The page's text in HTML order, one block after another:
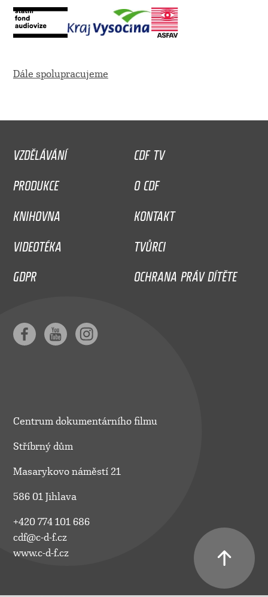
Dále spolupracujeme
VZDĚLÁVÁNÍ
CDF TV
PRODUKCE
O CDF
KNIHOVNA
KONTAKT
VIDEOTÉKA
TVŮRCI
GDPR
OCHRANA PRÁV DÍTĚTE
Centrum dokumentárního filmu
Stříbrný dům
Masarykovo náměstí 21
586 01 Jihlava
+420 774 101 686
cdf@c-d-f.cz
www.c-d-f.cz